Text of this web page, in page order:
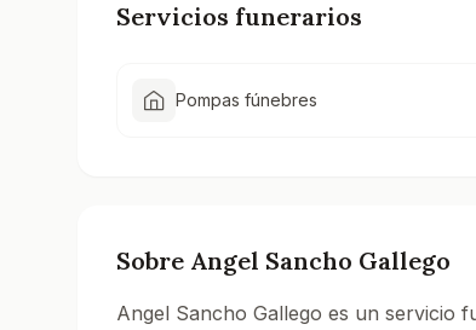
Servicios funerarios
Pompas fúnebres
Sobre Angel Sancho Gallego
Angel Sancho Gallego es un servicio